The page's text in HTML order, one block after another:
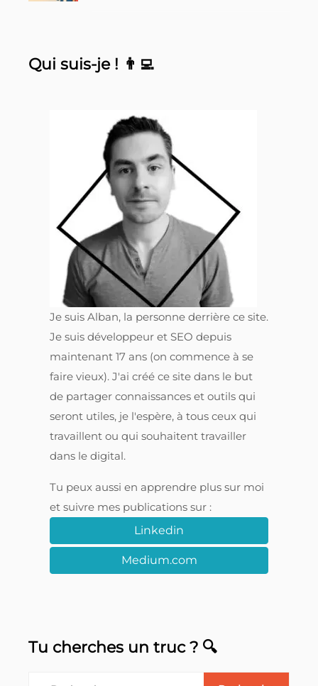
Qui suis-je ! 👨‍💻
Je suis Alban, la personne derrière ce site.
Je suis développeur et SEO depuis
maintenant 17 ans (on commence à se
faire vieux). J'ai créé ce site dans le but
de partager connaissances et outils qui
seront utiles, je l'espère, à tous ceux qui
travaillent ou qui souhaitent travailler
dans le digital.
Tu peux aussi en apprendre plus sur moi
et suivre mes publications sur :
Linkedin
Medium.com
Tu cherches un truc ? 🔍